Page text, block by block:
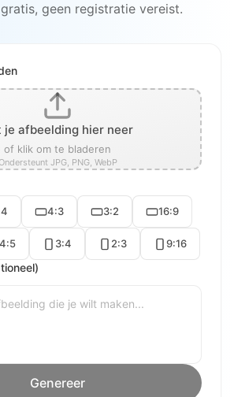
geen registratie vereist.
je afbeelding hier neer
of klik om te bladeren
Ondersteunt JPG, PNG, WebP
4:3 3:2 16:9
4:5 3:4 2:3 9:16
Genereer